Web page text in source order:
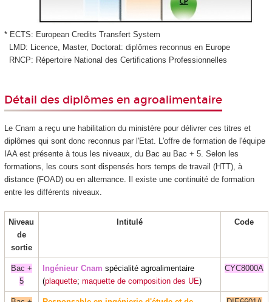
* ECTS: European Credits Transfert System
LMD: Licence, Master, Doctorat: diplômes reconnus en Europe
RNCP: Répertoire National des Certifications Professionnelles
Détail des diplômes en agroalimentaire
Le Cnam a reçu une habilitation du ministère pour délivrer ces titres et
diplômes qui sont donc reconnus par l'Etat. L'offre de formation de l'équipe
IAA est présente à tous les niveaux, du Bac au Bac + 5. Selon les
formations, les cours sont dispensés hors temps de travail (HTT), à
distance (FOAD) ou en alternance. Il existe une continuité de formation
entre les différents niveaux.
Niveau
de
sortie
Intitulé Code
Bac +
5
Ingénieur Cnam spécialité agroalimentaire
(plaquette; maquette de composition des UE)
CYC8000A